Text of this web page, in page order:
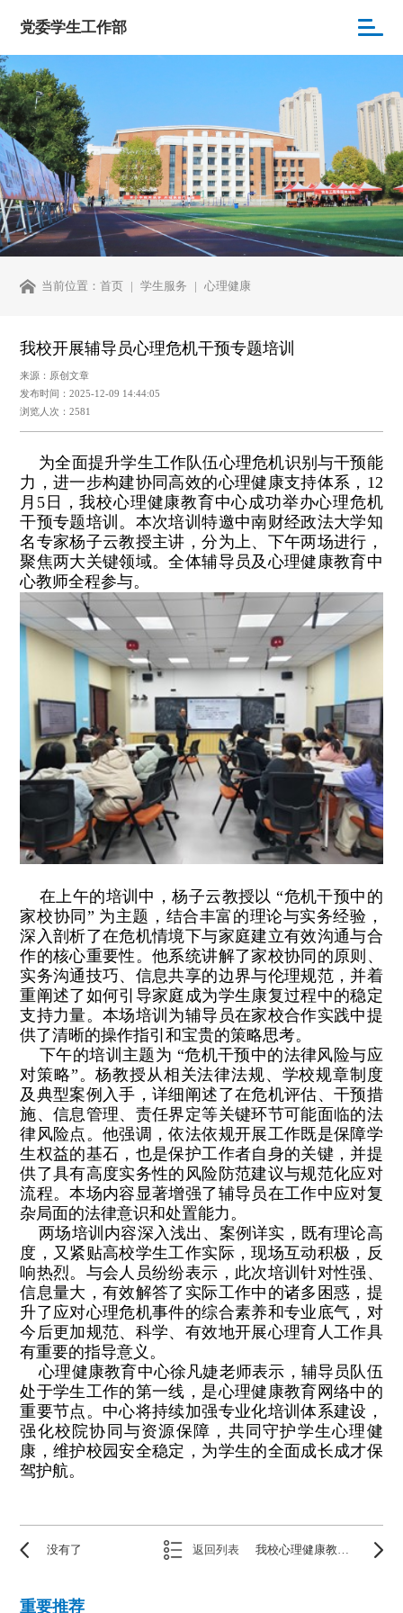
党委学生工作部
当前位置：首页 学生服务 心理健康
我校开展辅导员心理危机干预专题培训
来源：原创文章
发布时间：2025-12-09 14:44:05
浏览人次：2581
为全面提升学生工作队伍心理危机识别与干预能
力，进一步构建协同高效的心理健康支持体系，12
月5日，我校心理健康教育中心成功举办心理危机
干预专题培训。本次培训特邀中南财经政法大学知
名专家杨子云教授主讲，分为上、下午两场进行，
聚焦两大关键领域。全体辅导员及心理健康教育中
心教师全程参与。
在上午的培训中，杨子云教授以 “危机干预中的
家校协同” 为主题，结合丰富的理论与实务经验，
深入剖析了在危机情境下与家庭建立有效沟通与合
作的核心重要性。他系统讲解了家校协同的原则、
实务沟通技巧、信息共享的边界与伦理规范，并着
重阐述了如何引导家庭成为学生康复过程中的稳定
支持力量。本场培训为辅导员在家校合作实践中提
供了清晰的操作指引和宝贵的策略思考。
下午的培训主题为 “危机干预中的法律风险与应
对策略”。杨教授从相关法律法规、学校规章制度
及典型案例入手，详细阐述了在危机评估、干预措
施、信息管理、责任界定等关键环节可能面临的法
律风险点。他强调，依法依规开展工作既是保障学
生权益的基石，也是保护工作者自身的关键，并提
供了具有高度实务性的风险防范建议与规范化应对
流程。本场内容显著增强了辅导员在工作中应对复
杂局面的法律意识和处置能力。
两场培训内容深入浅出、案例详实，既有理论高
度，又紧贴高校学生工作实际，现场互动积极，反
响热烈。与会人员纷纷表示，此次培训针对性强、
信息量大，有效解答了实际工作中的诸多困惑，提
升了应对心理危机事件的综合素养和专业底气，对
今后更加规范、科学、有效地开展心理育人工作具
有重要的指导意义。
心理健康教育中心徐凡婕老师表示，辅导员队伍
处于学生工作的第一线，是心理健康教育网络中的
重要节点。中心将持续加强专业化培训体系建设，
强化校院协同与资源保障，共同守护学生心理健
康，维护校园安全稳定，为学生的全面成长成才保
驾护航。
没有了 返回列表
重要推荐